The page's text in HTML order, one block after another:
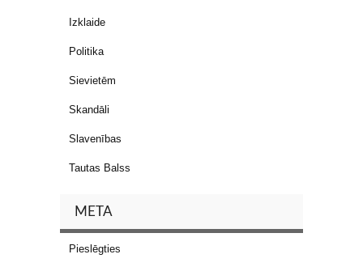
Izklaide
Politika
Sievietēm
Skandāli
Slavenības
Tautas Balss
META
Pieslēgties